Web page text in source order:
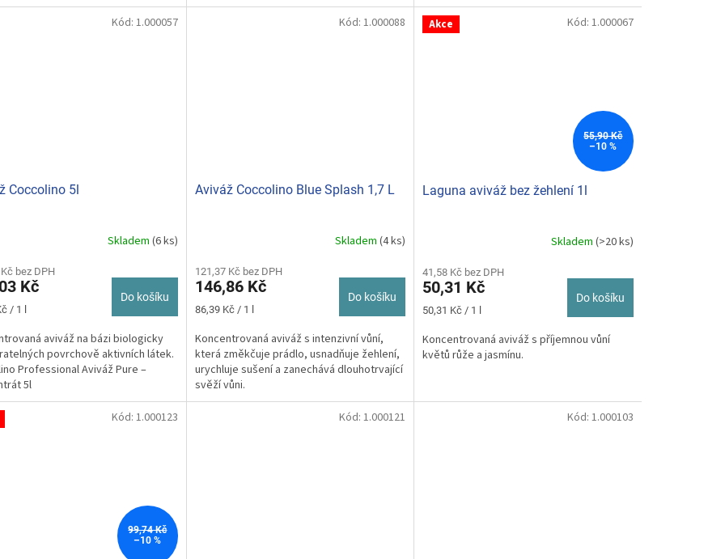
Coccolino 5l
Skladem (6 ks)
bez DPH
Kč
/ 1 l
Do košíku
aviváž na bázi biologicky
povrchově aktivních látek.
Professional Aviváž Pure –
5l
Kód: 1.000057
Aviváž Coccolino Blue Splash 1,7 L
Skladem (4 ks)
121,37 Kč bez DPH
146,86 Kč
Měrná
86,39 Kč / 1 l
Do košíku
Koncentrovaná aviváž s intenzivní vůní,
která změkčuje prádlo, usnadňuje žehlení,
urychluje sušení a zanechává dlouhotrvající
svěží vůni.
Kód: 1.000088 Akce
55,90 Kč
–10 %
Laguna aviváž bez žehlení 1l
produktu
je
5,0
5
hvězdiček.
Skladem (>20 ks)
41,58 Kč bez DPH
50,31 Kč
Měrná
50,31 Kč / 1 l
Do košíku
Koncentrovaná aviváž s příjemnou vůní
květů růže a jasmínu.
Kód: 1.000067
99,74 Kč
–10 %
Kód: 1.000123 Kód: 1.000121 Kód: 1.000103